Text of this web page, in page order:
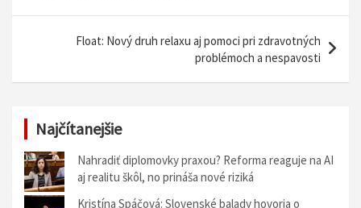
v
á
Float: Nový druh relaxu aj pomoci pri zdravotných
problémoch a nespavosti
Najčítanejšie
Nahradiť diplomovky praxou? Reforma reaguje na AI
aj realitu škôl, no prináša nové riziká
Kristína Spáčová: Slovenské balady hovoria o